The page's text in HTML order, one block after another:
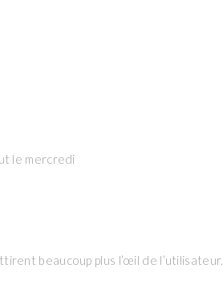
le mercredi
beaucoup plus l’œil de l’utilisateur.